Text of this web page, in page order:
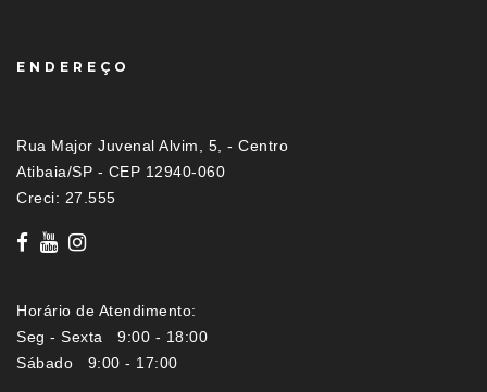
ENDEREÇO
Rua Major Juvenal Alvim, 5, - Centro
Atibaia/SP - CEP 12940-060
Creci: 27.555
Horário de Atendimento:
Seg - Sexta 9:00 - 18:00
Sábado 9:00 - 17:00